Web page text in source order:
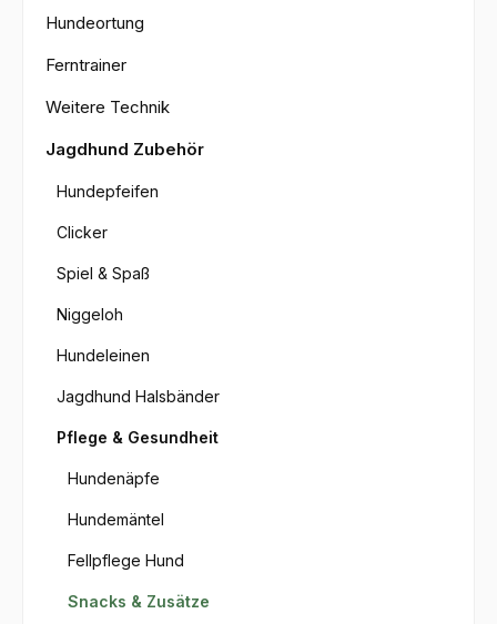
Hundeortung
Ferntrainer
Weitere Technik
Jagdhund Zubehör
Hundepfeifen
Clicker
Spiel & Spaß
Niggeloh
Hundeleinen
Jagdhund Halsbänder
Pflege & Gesundheit
Hundenäpfe
Hundemäntel
Fellpflege Hund
Snacks & Zusätze